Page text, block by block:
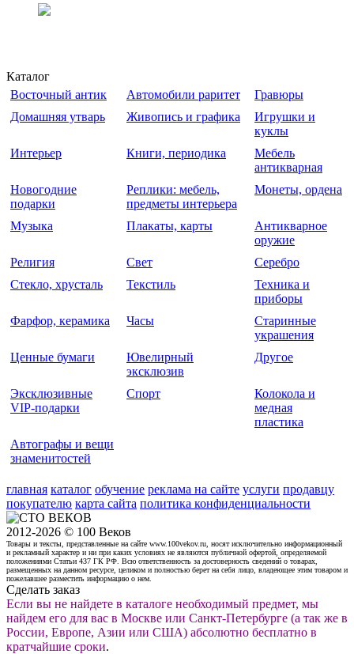
Каталог
Восточный антик
Автомобили раритет
Гравюры
Домашняя утварь
Живопись и графика
Игрушки и
куклы
Интерьер
Книги, периодика
Мебель
антикварная
Новогодние
подарки
Реплики: мебель,
предметы интерьера
Монеты, ордена
Музыка Плакаты, карты
Антикварное
оружие
Религия
Свет
Серебро
Стекло, хрусталь
Текстиль
Техника и
приборы
Фарфор, керамика
Часы
Старинные
украшения
Ценные бумаги
Ювелирный
эксклюзив
Другое
Эксклюзивные
VIP-подарки
Спорт
Колокола и
медная
пластика
Автографы и вещи
знаменитостей
главная каталог обучение реклама на сайте услуги продавцу
покупателю карта сайта политика конфиденциальности
2012-2026 © 100 Веков
Товары и тексты, представленные на сайте www.100vekov.ru, носят исключительно информационный
и рекламный характер и ни при каких условиях не являются публичной офертой, определяемой
положениями Статьи 437 ГК РФ. Всю ответственность за достоверность сведений о товарах,
размещенных на данном ресурсе, целиком и полностью берет на себя лицо, владеющее этим товаром и
пожелавшее разместить информацию о нем.
Сделать заказ
Если вы не найдете в каталоге необходимый предмет, мы
найдем его для вас в Москве или Санкт-Петербурге (а так же в
России, Европе, Азии или США) абсолютно бесплатно в
кратчайшие сроки.